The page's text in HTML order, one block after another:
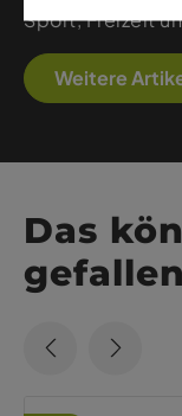
Sport, Freizeit
Weitere
Das
gefallen